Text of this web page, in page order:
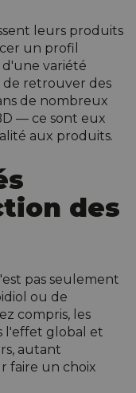
leurs produits
un profil
variété
retrouver des
de nombreux
— ce sont eux
aux produits.
des
pas seulement
ou de
compris, les
l'effet global et
autant
faire un choix